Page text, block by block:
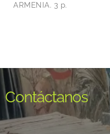
ARMENIA. 3 p.
Contáctanos